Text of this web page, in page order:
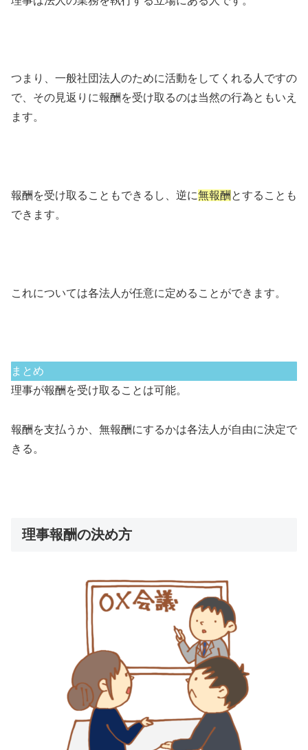
つまり、一般社団法人のために活動をしてくれる人ですの
で、その見返りに報酬を受け取るのは当然の行為ともいえ
ます。
報酬を受け取ることもできるし、逆に無報酬 とすることも
できます。
これについては各法人が任意に定めることができます。
まとめ
理事が報酬を受け取ることは可能。
報酬を支払うか、無報酬にするかは各法人が自由に決定で
きる。
理事報酬の決め方